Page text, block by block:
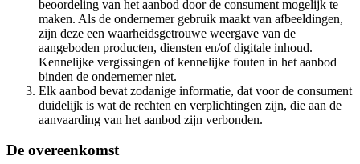
beoordeling van het aanbod door de consument mogelijk te
maken. Als de ondernemer gebruik maakt van afbeeldingen,
zijn deze een waarheidsgetrouwe weergave van de
aangeboden producten, diensten en/of digitale inhoud.
Kennelijke vergissingen of kennelijke fouten in het aanbod
binden de ondernemer niet.
Elk aanbod bevat zodanige informatie, dat voor de consument
duidelijk is wat de rechten en verplichtingen zijn, die aan de
aanvaarding van het aanbod zijn verbonden.
De overeenkomst